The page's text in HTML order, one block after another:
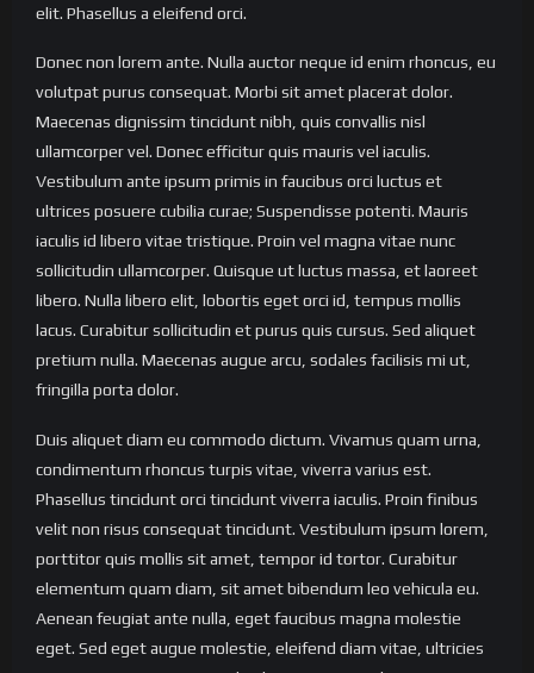
elit. Phasellus a eleifend orci.
Donec non lorem ante. Nulla auctor neque id enim rhoncus, eu
volutpat purus consequat. Morbi sit amet placerat dolor.
Maecenas dignissim tincidunt nibh, quis convallis nisl
ullamcorper vel. Donec efficitur quis mauris vel iaculis.
Vestibulum ante ipsum primis in faucibus orci luctus et
ultrices posuere cubilia curae; Suspendisse potenti. Mauris
iaculis id libero vitae tristique. Proin vel magna vitae nunc
sollicitudin ullamcorper. Quisque ut luctus massa, et laoreet
libero. Nulla libero elit, lobortis eget orci id, tempus mollis
lacus. Curabitur sollicitudin et purus quis cursus. Sed aliquet
pretium nulla. Maecenas augue arcu, sodales facilisis mi ut,
fringilla porta dolor.
Duis aliquet diam eu commodo dictum. Vivamus quam urna,
condimentum rhoncus turpis vitae, viverra varius est.
Phasellus tincidunt orci tincidunt viverra iaculis. Proin finibus
velit non risus consequat tincidunt. Vestibulum ipsum lorem,
porttitor quis mollis sit amet, tempor id tortor. Curabitur
elementum quam diam, sit amet bibendum leo vehicula eu.
Aenean feugiat ante nulla, eget faucibus magna molestie
eget. Sed eget augue molestie, eleifend diam vitae, ultricies